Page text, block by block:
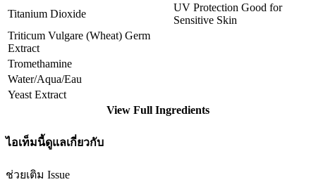
Titanium Dioxide
UV Protection Good for
Sensitive Skin
Triticum Vulgare (Wheat) Germ
Extract
Tromethamine
Water/Aqua/Eau
Yeast Extract
View Full Ingredients
ไอเท็มนี้ดูแลเกี่ยวกับ
ช่วยเติม Issue